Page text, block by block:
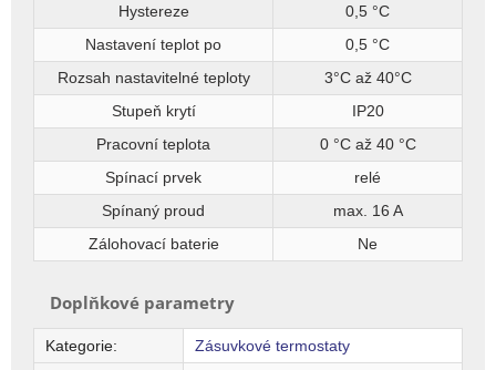
Hystereze
0,5 °C
Nastavení teplot po
0,5 °C
Rozsah nastavitelné teploty
3°C až 40°C
Stupeň krytí
IP20
Pracovní teplota
0 °C až 40 °C
Spínací prvek
relé
Spínaný proud
max. 16 A
Zálohovací baterie
Ne
Doplňkové parametry
Kategorie:
Zásuvkové termostaty